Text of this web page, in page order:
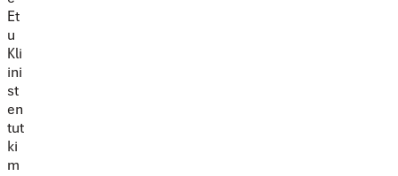
Et
u
Kli
ini
st
en
tut
ki
m